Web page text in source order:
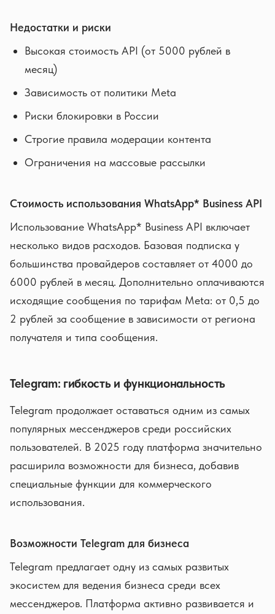
Недостатки и риски
Высокая стоимость API (от 5000 рублей в
месяц)
Зависимость от политики Meta
Риски блокировки в России
Строгие правила модерации контента
Ограничения на массовые рассылки
Стоимость использования WhatsApp* Business API
Использование WhatsApp* Business API включает
несколько видов расходов. Базовая подписка у
большинства провайдеров составляет от 4000 до
6000 рублей в месяц. Дополнительно оплачиваются
исходящие сообщения по тарифам Meta: от 0,5 до
2 рублей за сообщение в зависимости от региона
получателя и типа сообщения.
Telegram: гибкость и функциональность
Telegram продолжает оставаться одним из самых
популярных мессенджеров среди российских
пользователей. В 2025 году платформа значительно
расширила возможности для бизнеса, добавив
специальные функции для коммерческого
использования.
Возможности Telegram для бизнеса
Telegram предлагает одну из самых развитых
экосистем для ведения бизнеса среди всех
мессенджеров. Платформа активно развивается и